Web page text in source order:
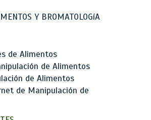
Y BROMATOLOGíA
de Alimentos
de Alimentos
de Alimentos
de Manipulación de